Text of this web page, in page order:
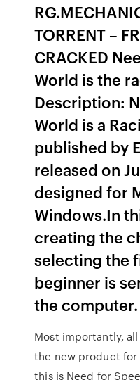
TORRENT –
CRACKED
World is the
Description:
World is a
published by
released on
designed for
Windows.In
creating the
selecting the
beginner is
the computer.
Most importantly,
the new product for
this is Need for